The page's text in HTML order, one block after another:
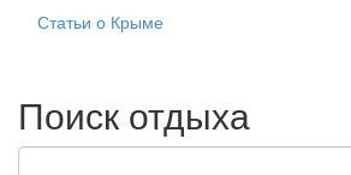
Статьи о Крыме
Поиск отдыха